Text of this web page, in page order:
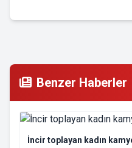
Benzer Haberler
İncir toplayan kadın